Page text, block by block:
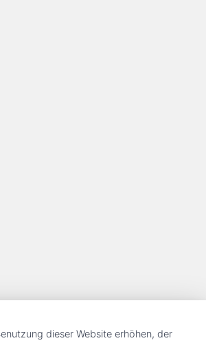
dieser Website erhöhen, der